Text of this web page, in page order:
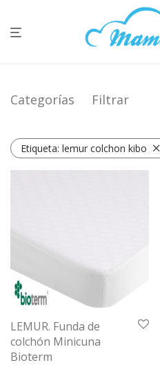
Categorías Filtrar
Etiqueta: lemur colchon kibo
LEMUR. Funda de
colchón Minicuna
Bioterm